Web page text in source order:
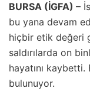
BURSA (İGFA) –
bu yana devam
hiçbir etik değeri
saldırılarda on
hayatını
bulunuyor.